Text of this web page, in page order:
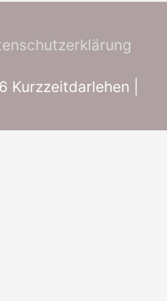
Kurzzeitdarlehen